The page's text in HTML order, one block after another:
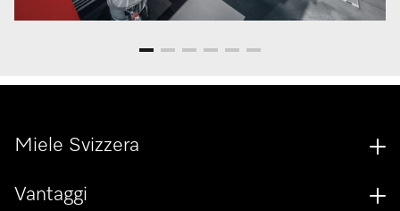
Miele Svizzera
Vantaggi